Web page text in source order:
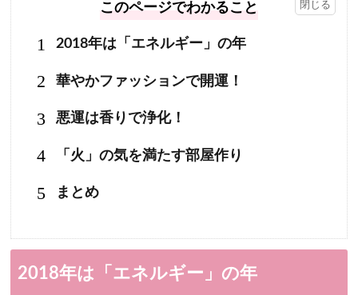
このページでわかること
1 2018年は「エネルギー」の年
2 華やかファッションで開運！
3 悪運は香りで浄化！
4 「火」の気を満たす部屋作り
5 まとめ
2018年は「エネルギー」の年